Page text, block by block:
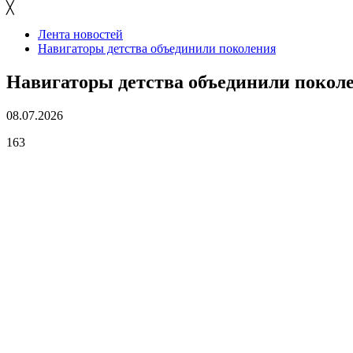
╳
Лента новостей
Навигаторы детства объединили поколения
Навигаторы детства объединили
08.07.2026
163